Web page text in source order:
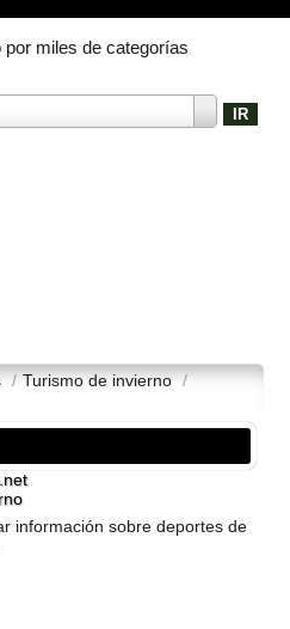
miles de categorías
/ Turismo de invierno /
información sobre deportes de